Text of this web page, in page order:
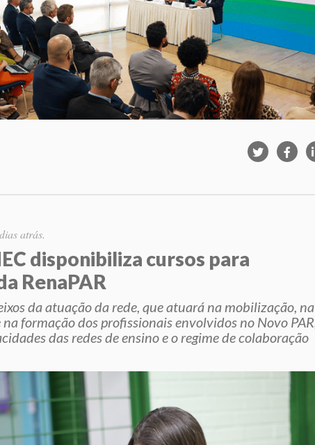
atrás.
disponibiliza cursos para
RenaPAR
da atuação da rede, que atuará na mobilização, na
formação dos profissionais envolvidos no Novo PAR,
das redes de ensino e o regime de colaboração